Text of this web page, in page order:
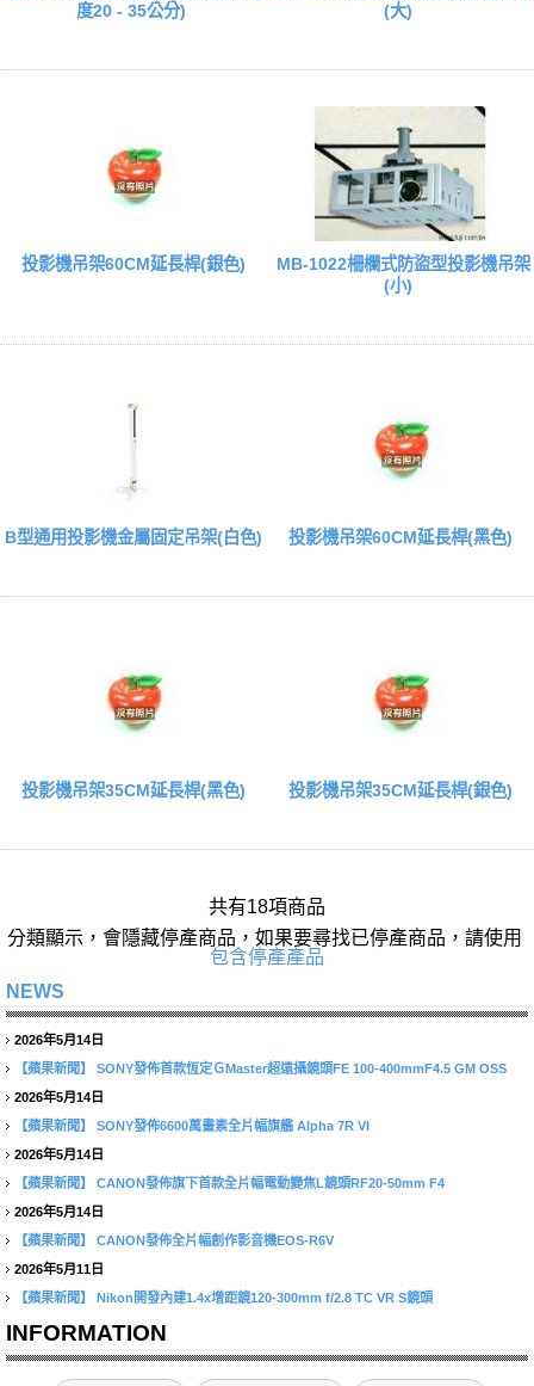
度20 - 35公分)
(大)
投影機吊架60CM延長桿(銀色)
MB-1022柵欄式防盜型投影機吊架
(小)
B型通用投影機金屬固定吊架(白色) 投影機吊架60CM延長桿(黑色)
投影機吊架35CM延長桿(黑色) 投影機吊架35CM延長桿(銀色)
共有18項商品
分類顯示，會隱藏停產商品，如果要尋找已停產商品，請使用
包含停產產品
NEWS
2026年5月14日
【蘋果新聞】
SONY發佈首款恆定ＧMaster超遠攝鏡頭FE 100-400mmF4.5 GM OSS
2026年5月14日
【蘋果新聞】
SONY發佈6600萬畫素全片幅旗艦 Alpha 7R VI
2026年5月14日
【蘋果新聞】
CANON發佈旗下首款全片幅電動變焦L鏡頭RF20-50mm F4
2026年5月14日
【蘋果新聞】
CANON發佈全片幅創作影音機EOS-R6V
2026年5月11日
【蘋果新聞】
Nikon開發內建1.4x增距鏡120-300mm f/2.8 TC VR S鏡頭
INFORMATION